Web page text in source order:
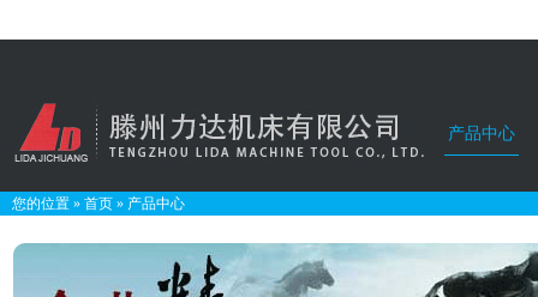
产品中心
您的位置 » 首页 » 产品中心